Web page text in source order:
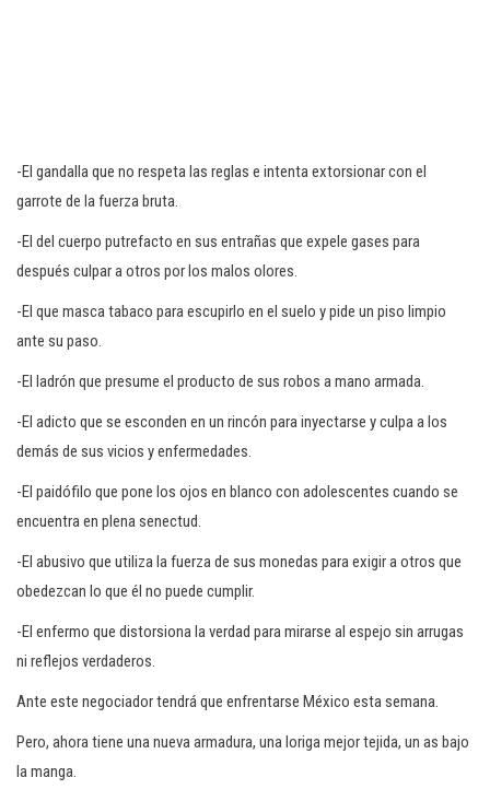
-El gandalla que no respeta las reglas e intenta extorsionar con el
garrote de la fuerza bruta.
-El del cuerpo putrefacto en sus entrañas que expele gases para
después culpar a otros por los malos olores.
-El que masca tabaco para escupirlo en el suelo y pide un piso limpio
ante su paso.
-El ladrón que presume el producto de sus robos a mano armada.
-El adicto que se esconden en un rincón para inyectarse y culpa a los
demás de sus vicios y enfermedades.
-El paidófilo que pone los ojos en blanco con adolescentes cuando se
encuentra en plena senectud.
-El abusivo que utiliza la fuerza de sus monedas para exigir a otros que
obedezcan lo que él no puede cumplir.
-El enfermo que distorsiona la verdad para mirarse al espejo sin arrugas
ni reflejos verdaderos.
Ante este negociador tendrá que enfrentarse México esta semana.
Pero, ahora tiene una nueva armadura, una loriga mejor tejida, un as bajo
la manga.